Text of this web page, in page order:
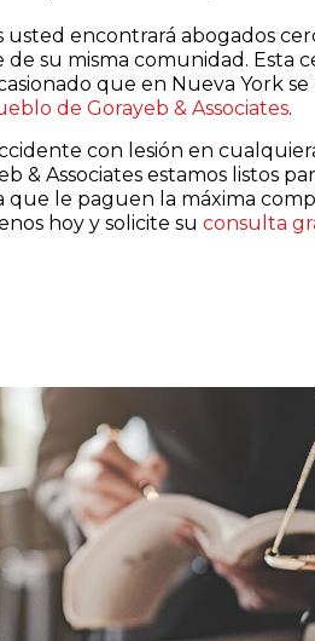
usted encontrará abogados
su misma comunidad. Esta
que en Nueva York se
de Gorayeb & Associates.
con lesión en
& Associates estamos listos
que le paguen la máxima
hoy y solicite su consulta